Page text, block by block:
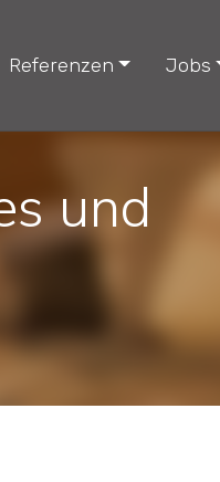
Referenzen Jobs
und